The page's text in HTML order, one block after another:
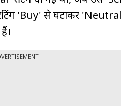
'Buy' से घटाकर